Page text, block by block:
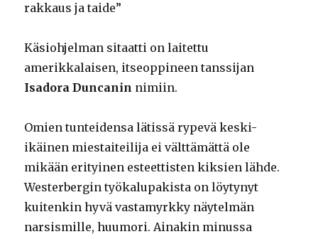
rakkaus ja taide”
Käsiohjelman sitaatti on laitettu
amerikkalaisen, itseoppineen tanssijan
Isadora Duncanin nimiin.
Omien tunteidensa lätissä rypevä keski-
ikäinen miestaiteilija ei välttämättä ole
mikään erityinen esteettisten kiksien lähde.
Westerbergin työkalupakista on löytynyt
kuitenkin hyvä vastamyrkky näytelmän
narsismille, huumori. Ainakin minussa